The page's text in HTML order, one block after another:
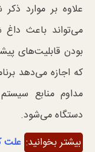
علاوه بر موارد
می‌تواند باعث
که اجازه می‌دهد
مداوم منابع
دستگاه می‌شود.
بیشتر بخوانید: علت